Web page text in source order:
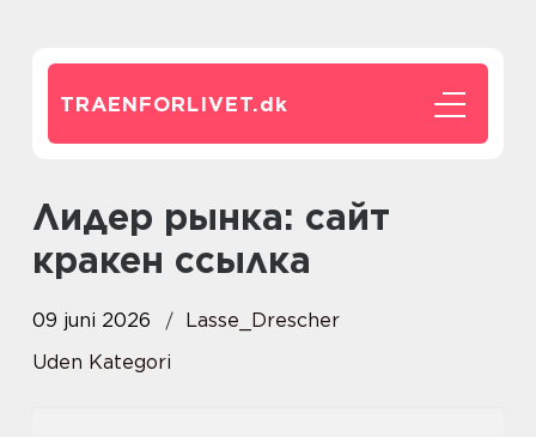
TRAENFORLIVET.dk
Лидер рынка: сайт
кракен ссылка
09 juni 2026
Lasse_Drescher
Uden Kategori